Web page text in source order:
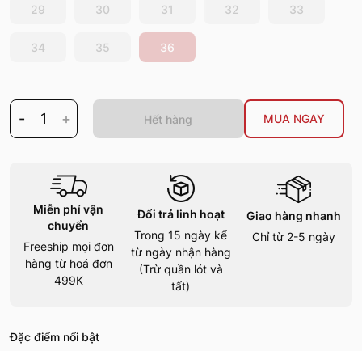
29 30 31 32 33
34 35 36
- 1 + Hết hàng MUA NGAY
Miễn phí vận
chuyển
Freeship mọi đơn
hàng từ hoá đơn
499K
Đổi trả linh hoạt
Trong 15 ngày kể
từ ngày nhận hàng
(Trừ quần lót và
tất)
Giao hàng nhanh
Chỉ từ 2-5 ngày
Đặc điểm nổi bật